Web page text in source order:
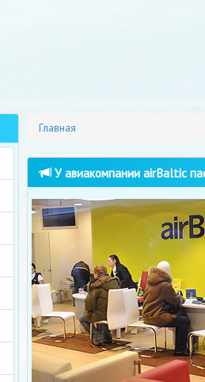
Главная
У авиакомпании airBaltic